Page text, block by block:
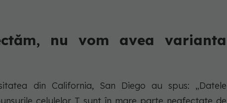
nu vom avea varianta
din California, San Diego au spus: „Datele
celulelor T sunt în mare parte neafectate de